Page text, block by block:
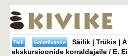
Säilik | Trükis |
ekskursioonide korraldajaile / E.